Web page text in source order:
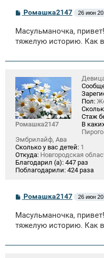
С
б
щ
и
Ромашка2147 26 июн
Масульманочка,
тяжелую историю. Как
Ромашка2147
Пол:
Стаж
В
Эмбрилайф, Ава
Сколько у вас детей: 1
Откуда: Новгородская
Благодарил (а): 447 раз
Поблагодарили: 424 раза
С
б
щ
и
Ромашка2147 26 июн
Масульманочка,
тяжелую историю. Как